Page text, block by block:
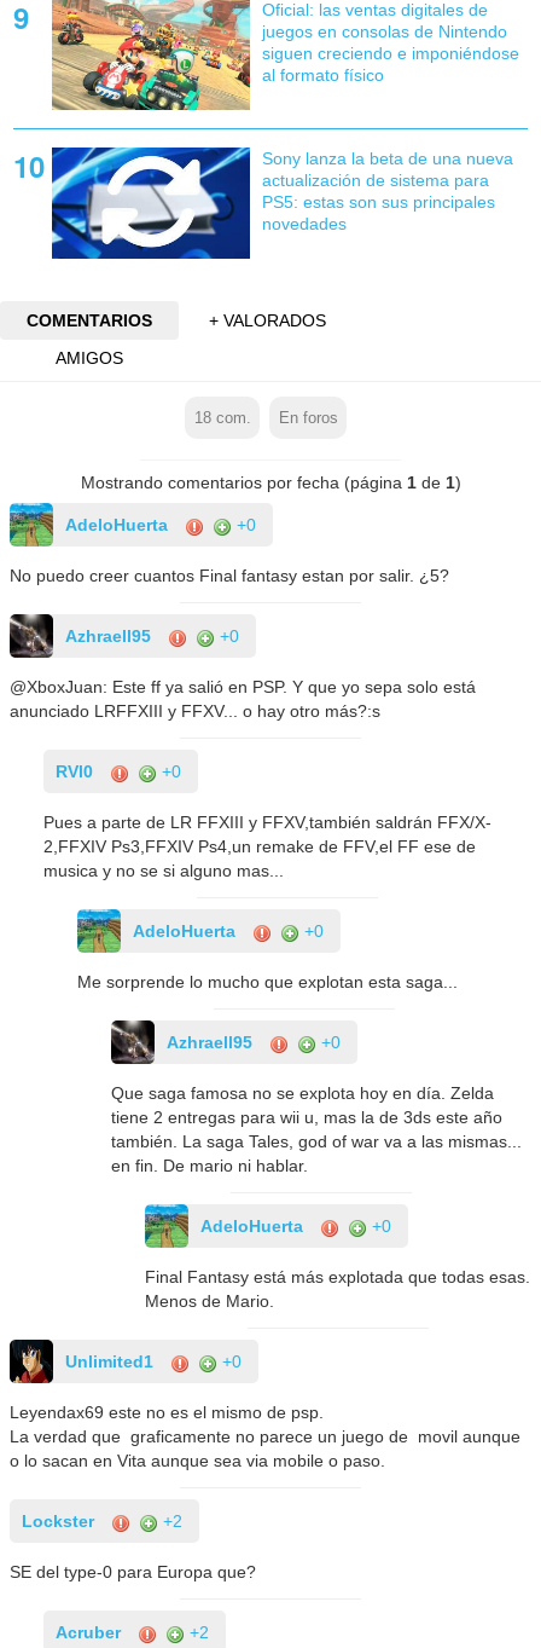
Oficial: las ventas digitales de
juegos en consolas de Nintendo
siguen creciendo e imponiéndose
al formato físico
Sony lanza la beta de una nueva
actualización de sistema para
PS5: estas son sus principales
novedades
COMENTARIOS
+ VALORADOS
AMIGOS
18com. En foros
Mostrando comentarios por fecha (página 1de 1)
AdeloHuerta +0
No puedo creer cuantos Final fantasy estan por salir. ¿5?
Azhraell95 +0
@XboxJuan: Este ff ya salió en PSP. Y que yo sepa solo está
anunciado LRFFXIII y FFXV... o hay otro más?:s
RVl0 +0
Pues a parte de LR FFXIII y FFXV,también saldrán FFX/X-
2,FFXIV Ps3,FFXIV Ps4,un remake de FFV,el FF ese de
musica y no se si alguno mas...
AdeloHuerta +0
Me sorprende lo mucho que explotan esta saga...
Azhraell95 +0
Que saga famosa no se explota hoy en día. Zelda
tiene 2 entregas para wii u, mas la de 3ds este año
también. La saga Tales, god of war va a las mismas...
en fin. De mario ni hablar.
AdeloHuerta +0
Final Fantasy está más explotada que todas esas.
Menos de Mario.
Unlimited1 +0
Leyendax69 este no es el mismo de psp.
La verdad que graficamente no parece un juego de movil aunque
o lo sacan en Vita aunque sea via mobile o paso.
Lockster +2
SE del type-0 para Europa que?
Acruber +2